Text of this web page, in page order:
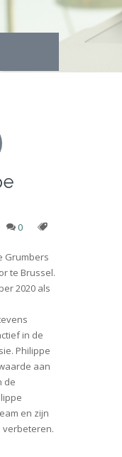
0
Grumbers
te Brussel.
2020 als
in de
Philippe
aan
de
en zijn
verbeteren.